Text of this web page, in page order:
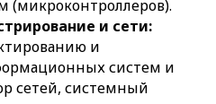
(микроконтроллеров).
и сети:
и
систем и
сетей, системный